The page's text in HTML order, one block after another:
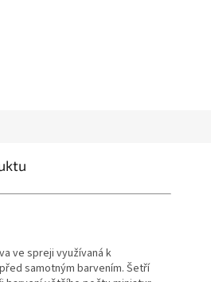
ve spreji využívaná k
samotným barvením. Šetří